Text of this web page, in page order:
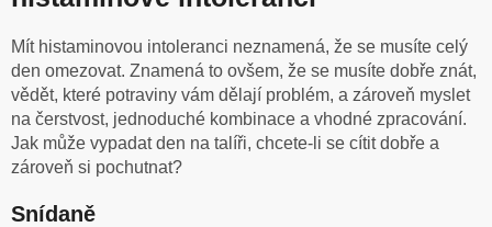
Mít histaminovou intoleranci neznamená, že se musíte celý
den omezovat. Znamená to ovšem, že se musíte dobře znát,
vědět, které potraviny vám dělají problém, a zároveň myslet
na čerstvost, jednoduché kombinace a vhodné zpracování.
Jak může vypadat den na talíři, chcete-li se cítit dobře a
zároveň si pochutnat?
Snídaně